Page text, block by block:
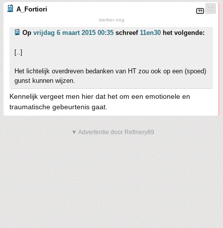
A_Fortiori
sterker nog
Op vrijdag 6 maart 2015 00:35 schreef 11en30 het volgende:
[..]
Het lichtelijk overdreven bedanken van HT zou ook op een (spoed)
gunst kunnen wijzen.
Kennelijk vergeet men hier dat het om een emotionele en
traumatische gebeurtenis gaat.
▼ Advertentie door Refinery89